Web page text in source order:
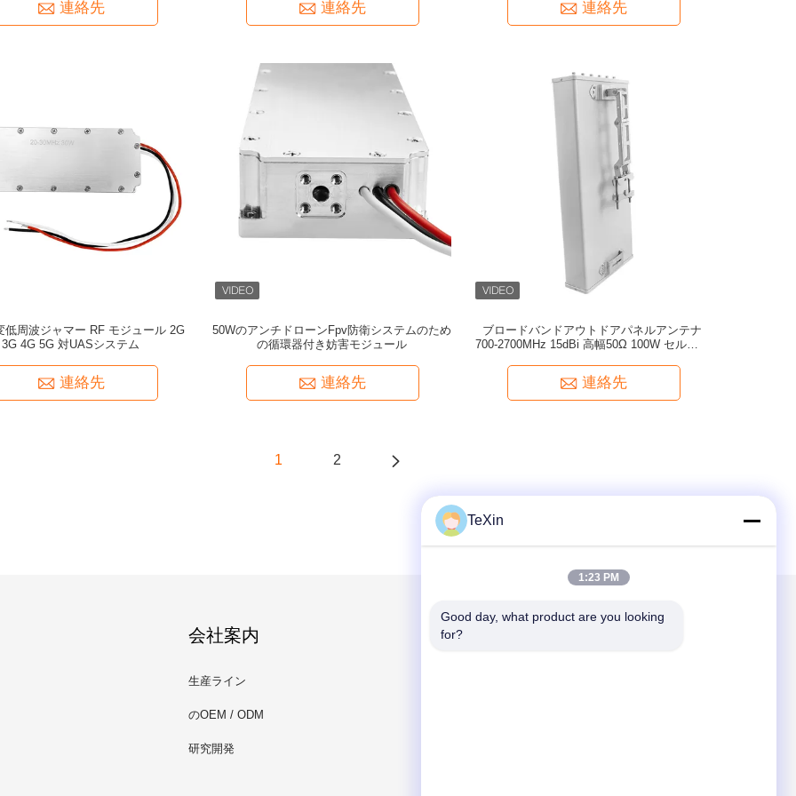
連絡先 連絡先 連絡先
低周波ジャマー RF モジュール 2G
3G 4G 5G 対UASシステム
連絡先
50WのアンチドローンFpv防衛システムのため
の循環器付き妨害モジュール
連絡先
ブロードバンドアウトドアパネルアンテナ
700-2700MHz 15dBi 高幅50Ω 100W セルラー
性アンテナ
連絡先
1 2
会社案内
生産ライン
のOEM / ODM
研究開発
メールでお問い合わせ
TeXin
1:23 PM
Good day, what product are you looking
for?